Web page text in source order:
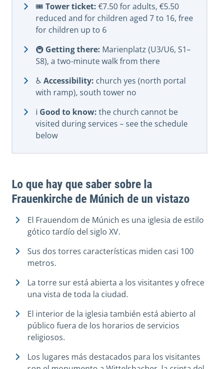
🎟️ Tower ticket: €7.50 for adults, €5.50
reduced and for children aged 7 to 16, free
for children up to 6
🚇 Getting there: Marienplatz (U3/U6, S1–
S8), a two-minute walk from there
♿ Accessibility: church yes (north portal
with ramp), south tower no
ℹ️ Good to know: the church cannot be
visited during services – see the schedule
below
Lo que hay que saber sobre la
Frauenkirche de Múnich de un vistazo
El Frauendom de Múnich es una iglesia de estilo
gótico tardío del siglo XV.
Sus dos torres características miden casi 100
metros.
La torre sur está abierta a los visitantes y ofrece
una vista de toda la ciudad.
El interior de la iglesia también está abierto al
público fuera de los horarios de servicios
religiosos.
Los lugares más destacados para los visitantes